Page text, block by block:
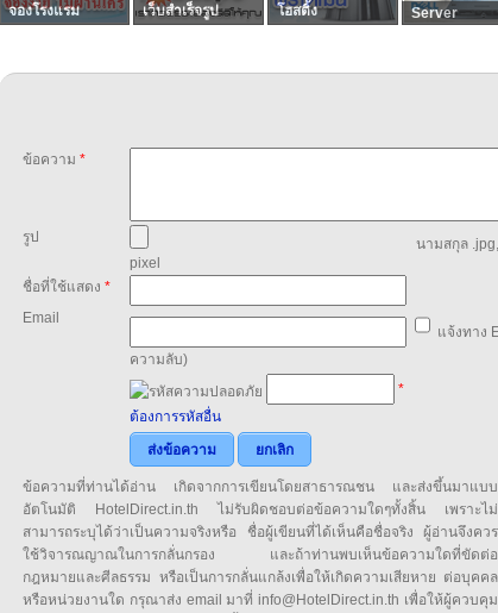
จองโรงแรม เว็บสำเร็จรูป โฮสติ้ง Server
ข้อความ *
รูป
นามสกุล
pixel
ชื่อที่ใช้แสดง *
Email
แจ้งทาง
ความลับ)
*
ต้องการรหัสอื่น
ส่งข้อความ
ยกเลิก
ข้อความที่ท่านได้อ่าน เกิดจากการเขียนโดยสาธารณชน และส่งขึ้นมาแบบ
อัตโนมัติ HotelDirect.in.th ไม่รับผิดชอบต่อข้อความใดๆทั้งสิ้น เพราะไม่
สามารถระบุได้ว่าเป็นความจริงหรือ ชื่อผู้เขียนที่ได้เห็นคือชื่อจริง ผู้อ่านจึงควร
ใช้วิจารณญาณในการกลั่นกรอง และถ้าท่านพบเห็นข้อความใดที่ขัดต่อ
กฎหมายและศีลธรรม หรือเป็นการกลั่นแกล้งเพื่อให้เกิดความเสียหาย ต่อบุคคล
หรือหน่วยงานใด กรุณาส่ง email มาที่ info@HotelDirect.in.th เพื่อให้ผู้ควบคุม